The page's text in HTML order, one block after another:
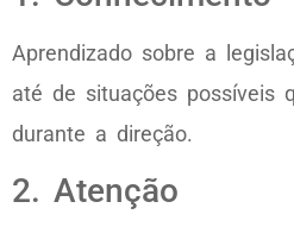
Aprendizado sobre a
até de situações possíveis
durante a direção.
2. Atenção